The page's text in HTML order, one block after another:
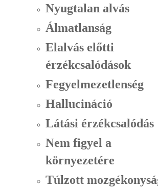
Nyugtalan alvás
Álmatlanság
Elalvás előtti
érzékcsalódások
Fegyelmezetlenség
Hallucináció
Látási érzékcsalódás
Nem figyel a
környezetére
Túlzott